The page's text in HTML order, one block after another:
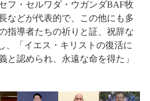
フ・セルワダ・ウガンダBAF牧
などが代表的で、この他にも多
指導者たちの祈りと証、祝辞な
、「イエス・キリストの復活に
と認められ、永遠な命を得た」